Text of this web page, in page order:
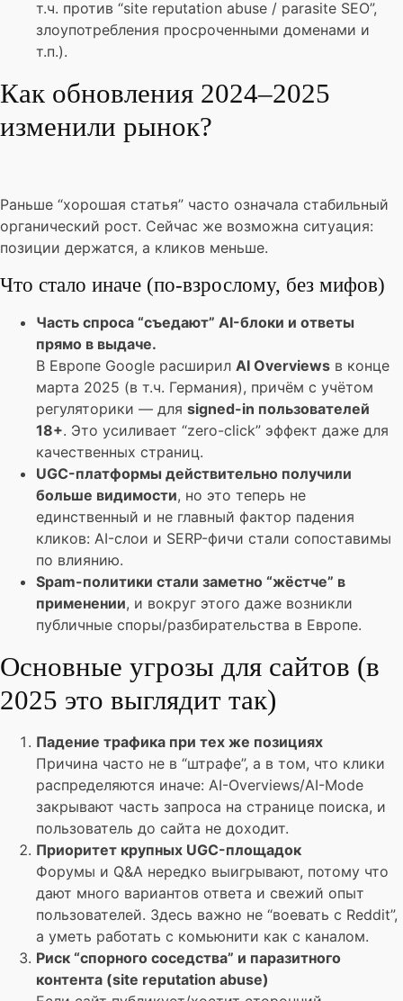
т.ч. против “site reputation abuse / parasite SEO”,
злоупотребления просроченными доменами и
т.п.).
Как обновления 2024–2025
изменили рынок?
Раньше “хорошая статья” часто означала стабильный
органический рост. Сейчас же возможна ситуация:
позиции держатся, а кликов меньше.
Что стало иначе (по-взрослому, без мифов)
Часть спроса “съедают” AI-блоки и ответы
прямо в выдаче.
В Европе Google расширил AI Overviews в конце
марта 2025 (в т.ч. Германия), причём с учётом
регуляторики — для signed-in пользователей
18+. Это усиливает “zero-click” эффект даже для
качественных страниц.
UGC-платформы действительно получили
больше видимости, но это теперь не
единственный и не главный фактор падения
кликов: AI-слои и SERP-фичи стали сопоставимы
по влиянию.
Spam-политики стали заметно “жёстче” в
применении, и вокруг этого даже возникли
публичные споры/разбирательства в Европе.
Основные угрозы для сайтов (в
2025 это выглядит так)
Падение трафика при тех же позициях
Причина часто не в “штрафе”, а в том, что клики
распределяются иначе: AI-Overviews/AI-Mode
закрывают часть запроса на странице поиска, и
пользователь до сайта не доходит.
Приоритет крупных UGC-площадок
Форумы и Q&A нередко выигрывают, потому что
дают много вариантов ответа и свежий опыт
пользователей. Здесь важно не “воевать с Reddit”,
а уметь работать с комьюнити как с каналом.
Риск “спорного соседства” и паразитного
контента (site reputation abuse)